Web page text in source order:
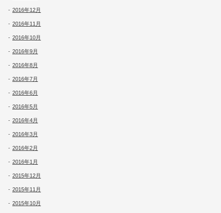
2016年12月
2016年11月
2016年10月
2016年9月
2016年8月
2016年7月
2016年6月
2016年5月
2016年4月
2016年3月
2016年2月
2016年1月
2015年12月
2015年11月
2015年10月